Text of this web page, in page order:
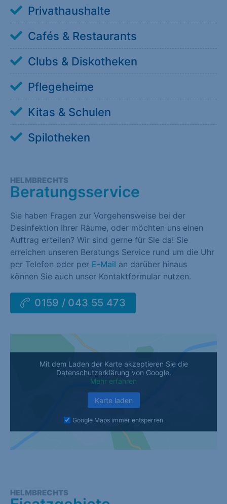
Privathaushalte
Cafés & Restaurants
Clubs & Diskotheken
Pflegeheime
Kitas & Schulen
Spilotheken
HELMBRECHTS
Beratungsservice
Sie haben Fragen zur Vorgehensweise bei der
Desinfektion Ihrer Räume, oder möchten uns einen
Auftrag erteilen? Wir sind gerne für Sie da! Sie
erreichen unseren Beratungs Service rund um die Uhr
per Telefon oder per E-Mail an darüber hinaus
können Sie auch unser Kontaktformular nutzen.
0159 / 043 55 473
Mit dem Laden der Karte akzeptieren Sie die
Datenschutzerklärung von Google.
Mehr erfahren
Karte laden
Google Maps immer entsperren
HELMBRECHTS